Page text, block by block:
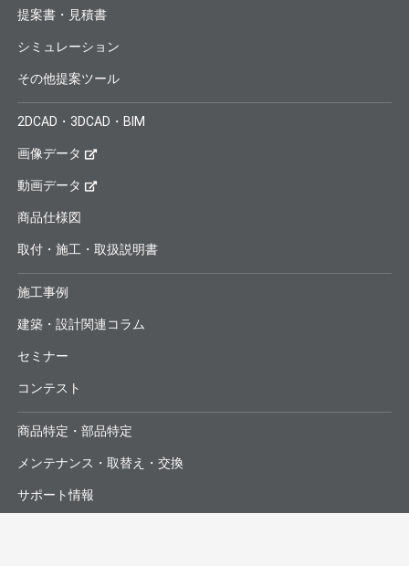
提案書・見積書
シミュレーション
その他提案ツール
2DCAD・3DCAD・BIM
画像データ
動画データ
商品仕様図
取付・施工・取扱説明書
施工事例
建築・設計関連コラム
セミナー
コンテスト
商品特定・部品特定
メンテナンス・取替え・交換
サポート情報